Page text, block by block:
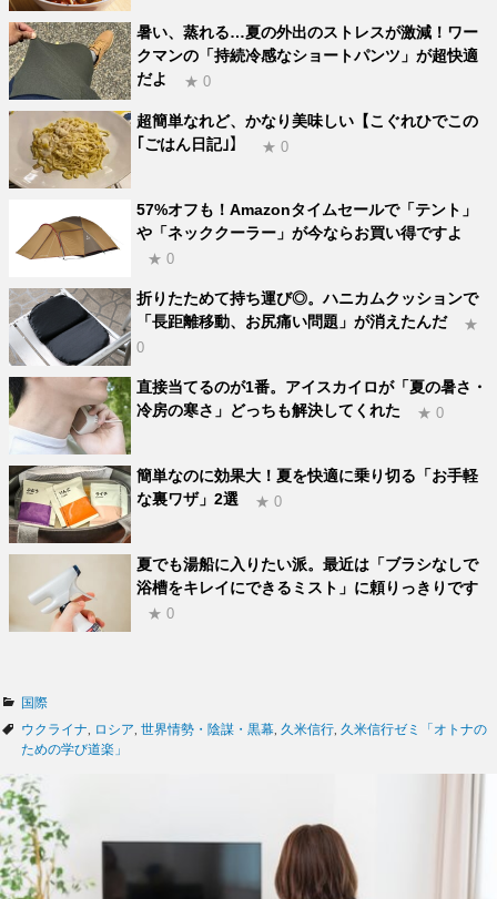
暑い、蒸れる…夏の外出のストレスが激減！ワー
クマンの「持続冷感なショートパンツ」が超快適
だよ
★ 0
超簡単なれど、かなり美味しい【こぐれひでこの
｢ごはん日記｣】
★ 0
57%オフも！Amazonタイムセールで「テント」
や「ネッククーラー」が今ならお買い得ですよ
★ 0
折りたためて持ち運び◎。ハニカムクッションで
「長距離移動、お尻痛い問題」が消えたんだ
★
0
直接当てるのが1番。アイスカイロが「夏の暑さ・
冷房の寒さ」どっちも解決してくれた
★ 0
簡単なのに効果大！夏を快適に乗り切る「お手軽
な裏ワザ」2選
★ 0
夏でも湯船に入りたい派。最近は「ブラシなしで
浴槽をキレイにできるミスト」に頼りっきりです
★ 0
カ
テ
ゴ
ー
国際
タ
グ
ウクライナ ロシア 世界情勢・陰謀・黒幕 久米信行 久米信行ゼミ「オトナの
ための学び道楽」